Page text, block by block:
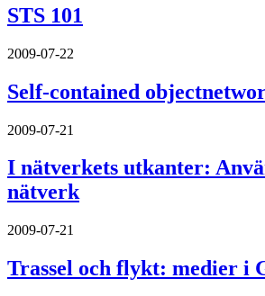
STS 101
2009-07-22
Self-contained
2009-07-21
I nätverkets utkanter:
nätverk
2009-07-21
Trassel och flykt: medier i